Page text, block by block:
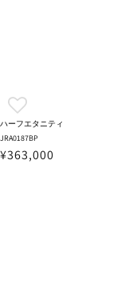
ハーフエタニティ
JRA0187BP
¥363,000